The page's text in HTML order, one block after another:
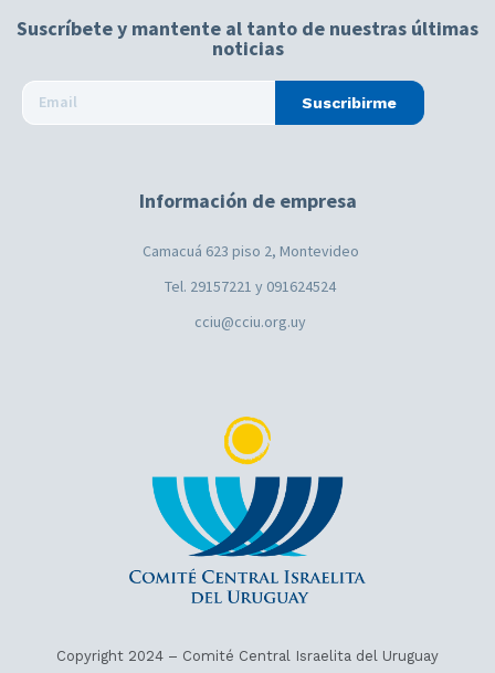
Suscríbete y mantente al tanto de nuestras últimas
noticias
Suscribirme
Información de empresa
Camacuá 623 piso 2, Montevideo
Tel. 29157221 y 091624524
cciu@cciu.org.uy
Copyright 2024 – Comité Central Israelita del Uruguay